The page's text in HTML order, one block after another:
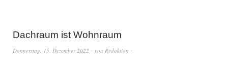
Dachraum ist Wohnraum
Donnerstag, 15. Dezember 2022 von Redaktion